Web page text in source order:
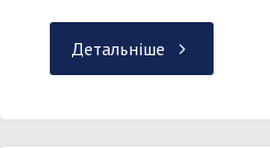
Детальніше "Івасенко